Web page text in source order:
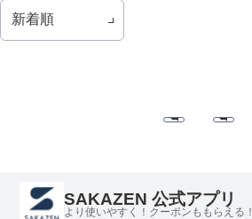
SAKAZEN 公式アプリ
より使いやすく！クーポンももらえる！